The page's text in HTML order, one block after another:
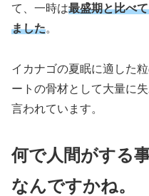
て、一時は最盛期と比べ
ました。
イカナゴの夏眠に適した
ートの骨材として大量に
言われています。
何で人間がする
なんですかね。